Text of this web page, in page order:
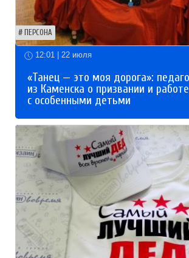
ПЕРСОНА
12:01 | 22 июля
«Танец — это моя дорога»:
из Каменска о призвании и работе
с особенными детьми